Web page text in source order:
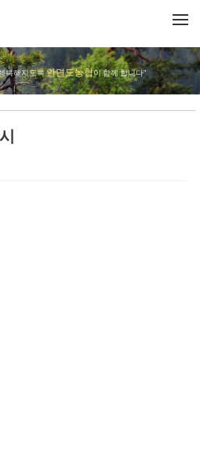
복해지도록안면도농협이 함께 합니다"